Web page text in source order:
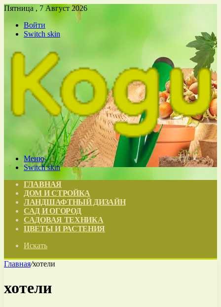
Пятница , 7 Август 2026
Войти
Switch skin
Меню
Switch skin
ГЛАВНАЯ
ДОМ И СТРОЙКА
ЛАНДШАФТНЫЙ ДИЗАЙН
САД И ОГОРОД
САДОВАЯ ТЕХНИКА
ЦВЕТЫ И РАСТЕНИЯ
Искать
Главная/хотели
хотели